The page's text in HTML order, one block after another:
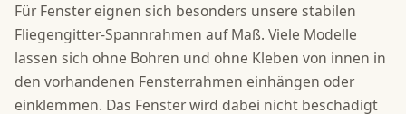
Für Fenster eignen sich besonders unsere stabilen
Fliegengitter-Spannrahmen auf Maß. Viele Modelle
lassen sich ohne Bohren und ohne Kleben von innen in
den vorhandenen Fensterrahmen einhängen oder
einklemmen. Das Fenster wird dabei nicht beschädigt